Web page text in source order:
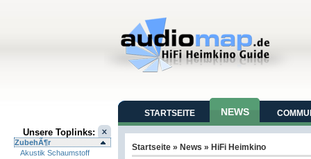
Unsere Toplinks:
ZubehÃ¶r
Akustik Schaumstoff
STARTSEITE NEWS
Startseite » News » HiFi Heimkino